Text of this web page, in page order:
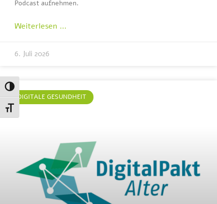
Umschalten auf hohe Kontraste
Schrift vergrößern
Podcast aufnehmen.
Weiterlesen …
6. Juli 2026
DIGITALE GESUNDHEIT